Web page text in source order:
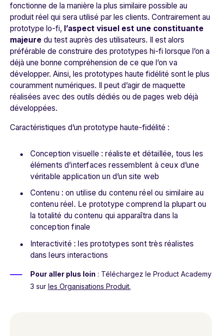
fonctionne de la manière la plus similaire possible au
produit réel qui sera utilisé par les clients. Contrairement au
prototype lo-fi, l’aspect visuel est une constituante
majeure du test auprès des utilisateurs. Il est alors
préférable de construire des prototypes hi-fi lorsque l’on a
déjà une bonne compréhension de ce que l’on va
développer. Ainsi, les prototypes haute fidélité sont le plus
couramment numériques. Il peut d’agir de maquette
réalisées avec des outils dédiés ou de pages web déjà
développées.
Caractéristiques d’un prototype haute-fidélité :
Conception visuelle : réaliste et détaillée, tous les
éléments d’interfaces ressemblent à ceux d’une
véritable application un d’un site web
Contenu : on utilise du contenu réel ou similaire au
contenu réel. Le prototype comprend la plupart ou
la totalité du contenu qui apparaîtra dans la
conception finale
Interactivité : les prototypes sont très réalistes
dans leurs interactions
Pour aller plus loin : Téléchargez le Product Academy
3 sur les Organisations Produit.